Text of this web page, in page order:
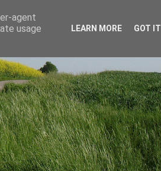
agent
usage
LEARN MORE GOT IT